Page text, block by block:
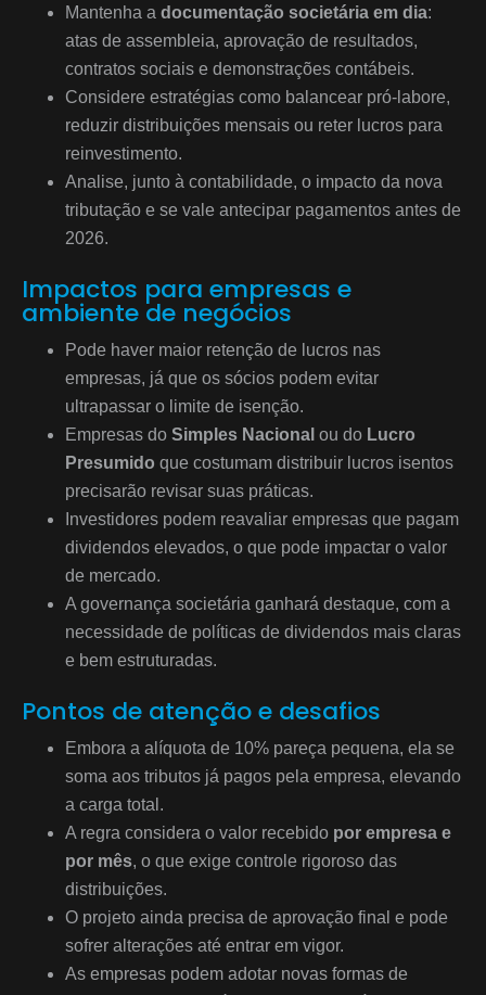
Mantenha a documentação societária em dia:
atas de assembleia, aprovação de resultados,
contratos sociais e demonstrações contábeis.
Considere estratégias como balancear pró-labore,
reduzir distribuições mensais ou reter lucros para
reinvestimento.
Analise, junto à contabilidade, o impacto da nova
tributação e se vale antecipar pagamentos antes de
2026.
Impactos para empresas e
ambiente de negócios
Pode haver maior retenção de lucros nas
empresas, já que os sócios podem evitar
ultrapassar o limite de isenção.
Empresas do Simples Nacional ou do Lucro
Presumido que costumam distribuir lucros isentos
precisarão revisar suas práticas.
Investidores podem reavaliar empresas que pagam
dividendos elevados, o que pode impactar o valor
de mercado.
A governança societária ganhará destaque, com a
necessidade de políticas de dividendos mais claras
e bem estruturadas.
Pontos de atenção e desafios
Embora a alíquota de 10% pareça pequena, ela se
soma aos tributos já pagos pela empresa, elevando
a carga total.
A regra considera o valor recebido por empresa e
por mês, o que exige controle rigoroso das
distribuições.
O projeto ainda precisa de aprovação final e pode
sofrer alterações até entrar em vigor.
As empresas podem adotar novas formas de